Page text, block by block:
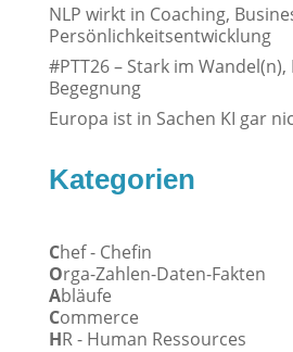
NLP wirkt in Coaching,
Persönlichkeitsentwicklung
#PTT26 – Stark im
Begegnung
Europa ist in Sachen KI gar
Kategorien
Chef - Chefin
Orga-Zahlen-Daten-Fakten
Abläufe
Commerce
HR - Human Ressources